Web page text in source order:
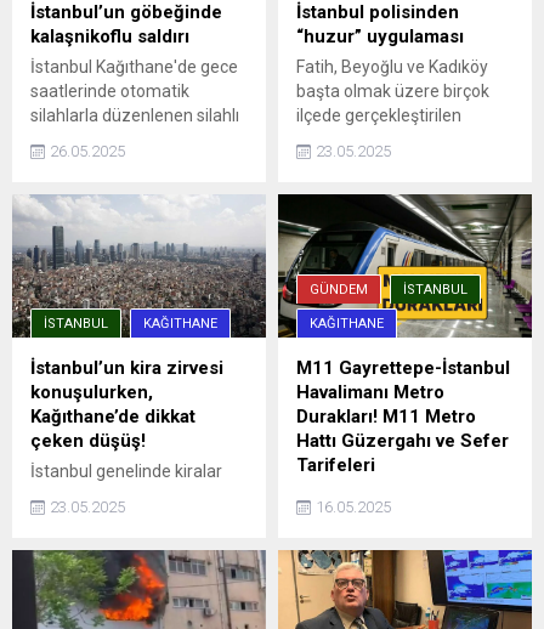
İstanbul’un göbeğinde
kalaşnikoflu saldırı
İstanbul Kağıthane'de gece
saatlerinde otomatik
silahlarla düzenlenen silahlı
saldırıda, aracına ateş açılan
Ümit Engin şans eseri yara
güvenlik kamerasına
yansıdı.
26.05.2025
İstanbul polisinden
“huzur” uygulaması
Fatih, Beyoğlu ve Kadıköy
başta olmak üzere birçok
ilçede gerçekleştirilen
denetimlere, ilçe emniyet
müdürlükleri, Asayiş, Özel
Denetleme şube
müdürlüklerinden ekipler
katıldı. Uygulama
noktalarında durdurulan
araçlar detaylı ...
23.05.2025
İSTANBUL KAĞITHANE
İstanbul’un kira zirvesi
konuşulurken,
Kağıthane’de dikkat
çeken düşüş!
İstanbul genelinde kiralar
Sarıyer, Beşiktaş ve Kadıköy
90 bin TL’yi aşmış durumda.
Endeksa verilerine göre,
İstanbul’da kira fiyatları bir
23.05.2025
GÜNDEM İSTANBUL
KAĞITHANE
M11 Gayrettepe-İstanbul
Havalimanı Metro
Durakları! M11 Metro
Hattı Güzergahı ve Sefer
Tarifeleri
yanına hızlı ve güvenli
metro hatları, aynı zamanda
trafik sorununa da büyük
ölçüde çözüm oluyor.
16.05.2025